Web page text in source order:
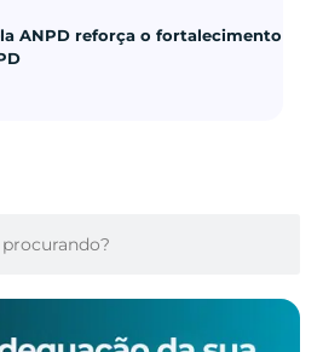
ANPD reforça o fortalecimento